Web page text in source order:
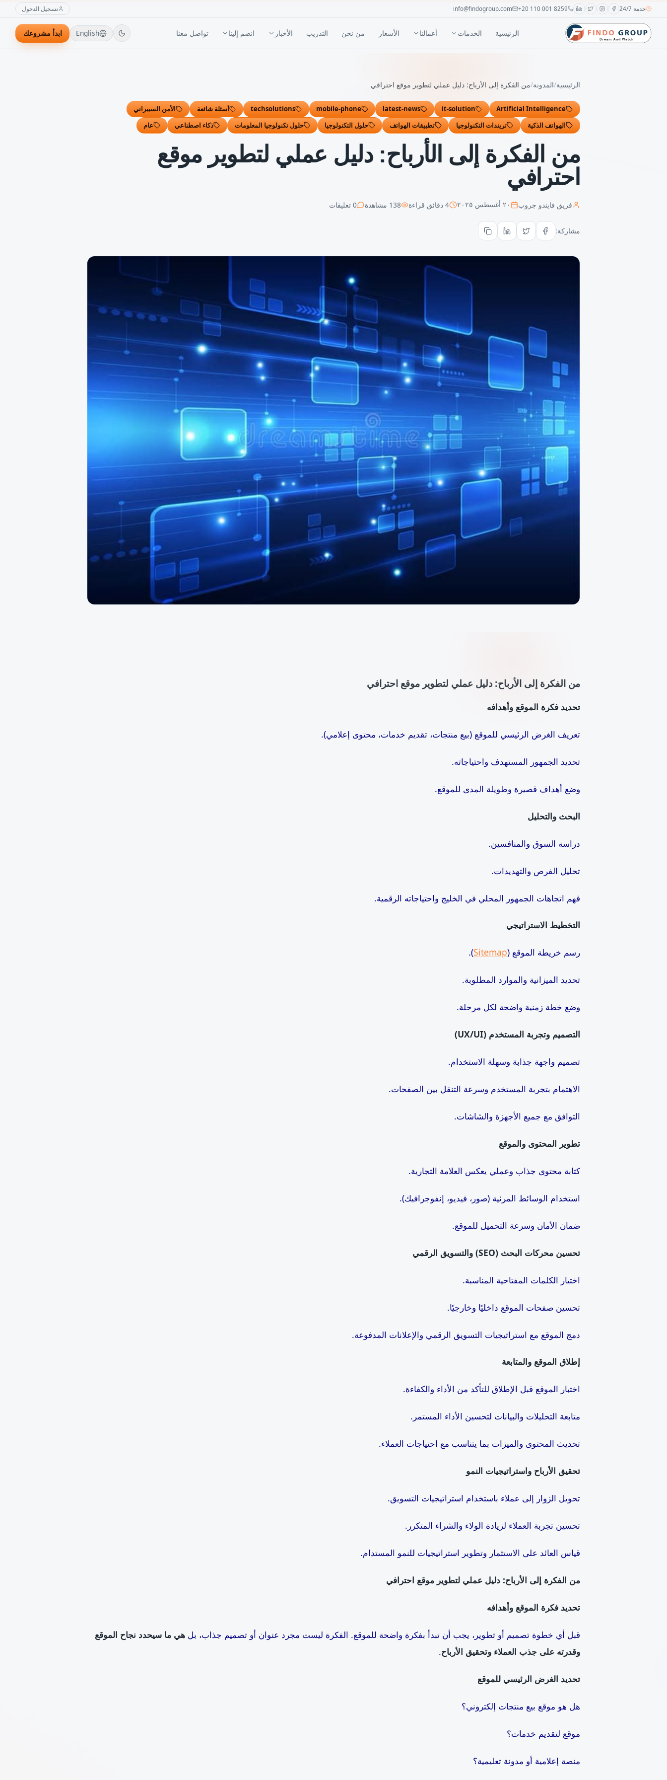
خدمة 24/7 +20 110 001 8259
info@findogroup.com تسجيل الدخول
الرئيسية الخدمات أعمالنا الأسعار من نحن التدريب الأخبار انضم إلينا تواصل معنا English ابدأ مشروعك
الرئيسية/المدونة/من الفكرة إلى الأرباح: دليل عملي لتطوير موقع احترافي
Artificial Intelligence
it-solution
latest-news
mobile-phone
techsolutions أسئلة شائعة
الأمن السيبراني
الهواتف الذكية
تريندات التكنولوجيا تطبيقات الهواتف حلول التكنولوجيا حلول تكنولوجيا المعلومات ذكاء اصطناعي عام
من الفكرة إلى الأرباح: دليل عملي لتطوير موقع
احترافي
فريق فايندو جروب ٢٠ أغسطس ٢٠٢٥ 4دقائق قراءة 138 مشاهدة 0تعليقات
مشاركة:
من الفكرة إلى الأرباح: دليل عملي لتطوير موقع احترافي
تحديد فكرة الموقع وأهدافه
تعريف الغرض الرئيسي للموقع (بيع منتجات، تقديم خدمات، محتوى إعلامي).
تحديد الجمهور المستهدف واحتياجاته.
وضع أهداف قصيرة وطويلة المدى للموقع.
البحث والتحليل
دراسة السوق والمنافسين.
تحليل الفرص والتهديدات.
فهم اتجاهات الجمهور المحلي في الخليج واحتياجاته الرقمية.
التخطيط الاستراتيجي
رسم خريطة الموقع (Sitemap
).
تحديد الميزانية والموارد المطلوبة.
وضع خطة زمنية واضحة لكل مرحلة.
التصميم وتجربة المستخدم (UX/UI)
تصميم واجهة جذابة وسهلة الاستخدام.
الاهتمام بتجربة المستخدم وسرعة التنقل بين الصفحات.
التوافق مع جميع الأجهزة والشاشات.
تطوير المحتوى والموقع
كتابة محتوى جذاب وعملي يعكس العلامة التجارية.
استخدام الوسائط المرئية (صور، فيديو، إنفوجرافيك).
ضمان الأمان وسرعة التحميل للموقع.
تحسين محركات البحث (SEO) والتسويق الرقمي
اختيار الكلمات المفتاحية المناسبة.
تحسين صفحات الموقع داخليًا وخارجيًا.
دمج الموقع مع استراتيجيات التسويق الرقمي والإعلانات المدفوعة.
إطلاق الموقع والمتابعة
اختبار الموقع قبل الإطلاق للتأكد من الأداء والكفاءة.
متابعة التحليلات والبيانات لتحسين الأداء المستمر.
تحديث المحتوى والميزات بما يتناسب مع احتياجات العملاء.
تحقيق الأرباح واستراتيجيات النمو
تحويل الزوار إلى عملاء باستخدام استراتيجيات التسويق.
تحسين تجربة العملاء لزيادة الولاء والشراء المتكرر.
قياس العائد على الاستثمار وتطوير استراتيجيات للنمو المستدام.
من الفكرة إلى الأرباح: دليل عملي لتطوير موقع احترافي
تحديد فكرة الموقع وأهدافه
قبل أي خطوة تصميم أو تطوير، يجب أن تبدأ بفكرة واضحة للموقع. الفكرة ليست مجرد عنوان أو تصميم جذاب، بلهي ما سيحدد نجاح الموقع
وقدرته على جذب العملاء وتحقيق الأرباح.
تحديد الغرض الرئيسي للموقع
هل هو موقع بيع منتجات إلكتروني؟
موقع لتقديم خدمات؟
منصة إعلامية أو مدونة تعليمية؟